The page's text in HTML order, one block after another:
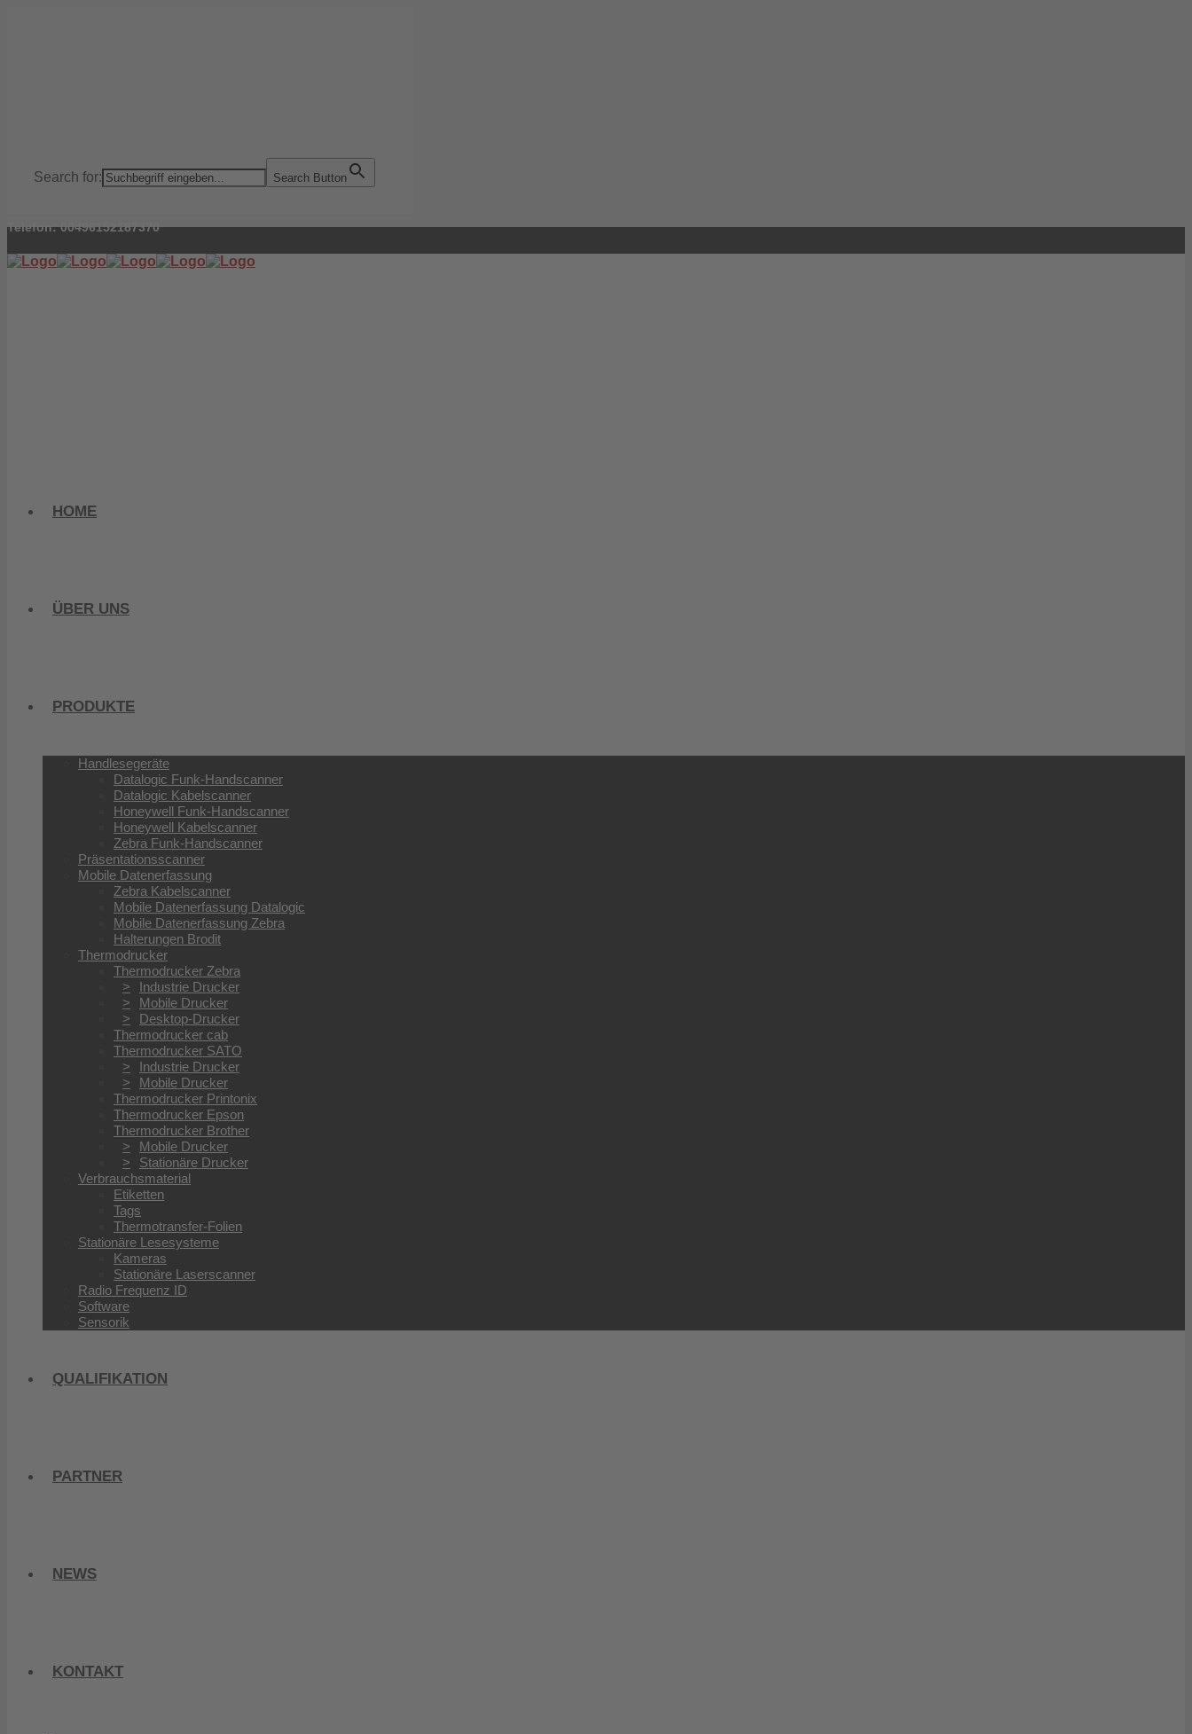
Search for: Search Button
Telefon: 00496152187370
HOME
ÜBER UNS
PRODUKTE
Handlesegeräte
Datalogic Funk-Handscanner
Datalogic Kabelscanner
Honeywell Funk-Handscanner
Honeywell Kabelscanner
Zebra Funk-Handscanner
Präsentationsscanner
Mobile Datenerfassung
Zebra Kabelscanner
Mobile Datenerfassung Datalogic
Mobile Datenerfassung Zebra
Halterungen Brodit
Thermodrucker
Thermodrucker Zebra
Industrie Drucker
Mobile Drucker
Desktop-Drucker
Thermodrucker cab
Thermodrucker SATO
Industrie Drucker
Mobile Drucker
Thermodrucker Printonix
Thermodrucker Epson
Thermodrucker Brother
Mobile Drucker
Stationäre Drucker
Verbrauchsmaterial
Etiketten
Tags
Thermotransfer-Folien
Stationäre Lesesysteme
Kameras
Stationäre Laserscanner
Radio Frequenz ID
Software
Sensorik
QUALIFIKATION
PARTNER
NEWS
KONTAKT